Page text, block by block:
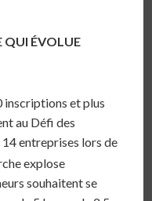
QUI ÉVOLUE
inscriptions et plus
au Défi des
entreprises lors de
explose
souhaitent se